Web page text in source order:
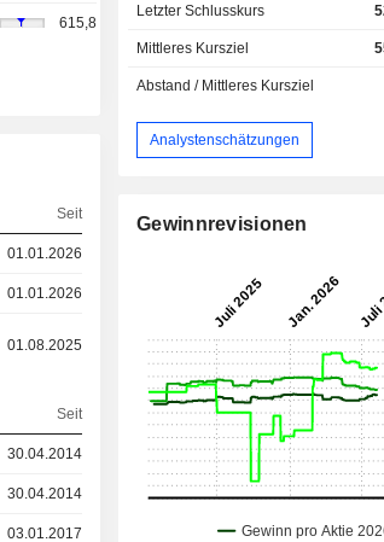
615,8
Seit
01.01.2026
01.01.2026
01.08.2025
Seit
30.04.2014
30.04.2014
03.01.2017
Letzter Schlusskurs
Mittleres Kursziel
Abstand / Mittleres Kursziel
Analystenschätzungen
Gewinnrevisionen